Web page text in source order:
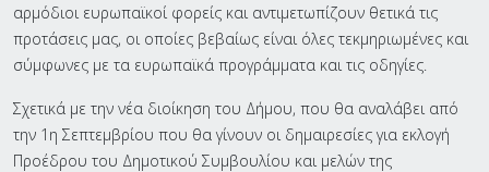
αρμόδιοι ευρωπαϊκοί φορείς και αντιμετωπίζουν θετικά τις
προτάσεις μας, οι οποίες βεβαίως είναι όλες τεκμηριωμένες και
σύμφωνες με τα ευρωπαϊκά προγράμματα και τις οδηγίες.
Σχετικά με την νέα διοίκηση του Δήμου, που θα αναλάβει από
την 1η Σεπτεμβρίου που θα γίνουν οι δημαιρεσίες για εκλογή
Προέδρου του Δημοτικού Συμβουλίου και μελών της